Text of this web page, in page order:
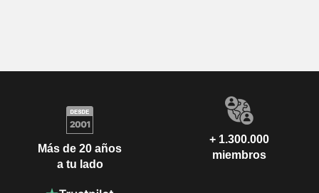
Más de 20 años
a tu lado
+ 1.300.000
miembros